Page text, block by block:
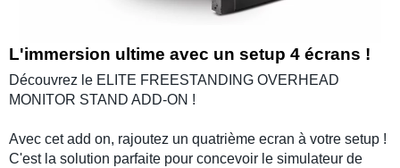
L'immersion ultime avec un setup 4 écrans !
Découvrez le ELITE FREESTANDING OVERHEAD
MONITOR STAND ADD-ON !
Avec cet add on, rajoutez un quatrième ecran à votre setup !
C'est la solution parfaite pour concevoir le simulateur de